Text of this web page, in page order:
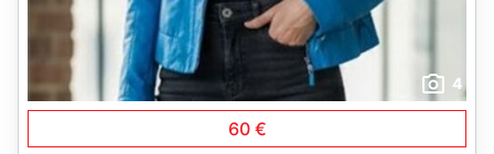
4
60 €